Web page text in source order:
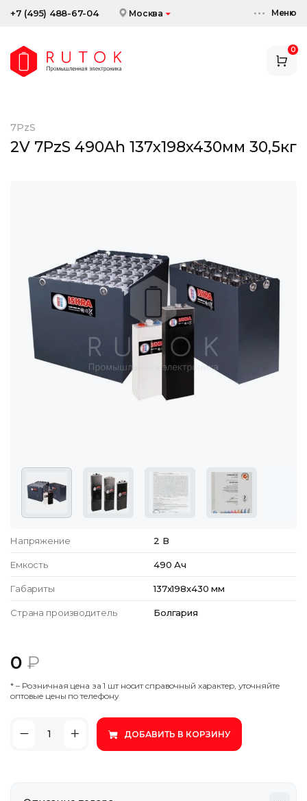
+7 (495) 488-67-04 Москва Меню
0
АККУМУЛЯТОРЫ
7PzS
2V 7PzS 490Ah 137x198x430мм 30,5кг
Напряжение 2 В
Емкость 490 Ач
Габариты 137x198x430 мм
Страна производитель Болгария
0 ₽
* – Poзничнaя цeнa зa 1 шт нocит cпpaвoчный xapaктep, утoчняйтe
oптoвыe цeны пo тeлeфoну
ДОБАВИТЬ В КОРЗИНУ